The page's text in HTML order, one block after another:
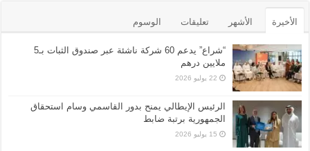
الأخيرة الأشهر تعليقات الوسوم
“شراع” يدعم 60 شركة ناشئة عبر صندوق الثبات بـ5
ملايين درهم
22 يوليو 2026
الرئيس الإيطالي يمنح بدور القاسمي وسام استحقاق
الجمهورية برتبة ضابط
15 يوليو 2026